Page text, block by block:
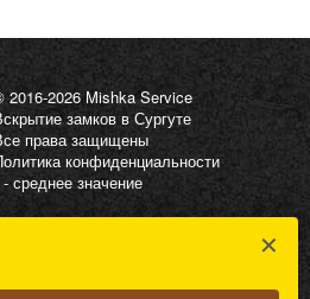
2016-2026 Mishka Service
замков в Сургуте
права защищены
конфиденциальности
среднее значение
✕